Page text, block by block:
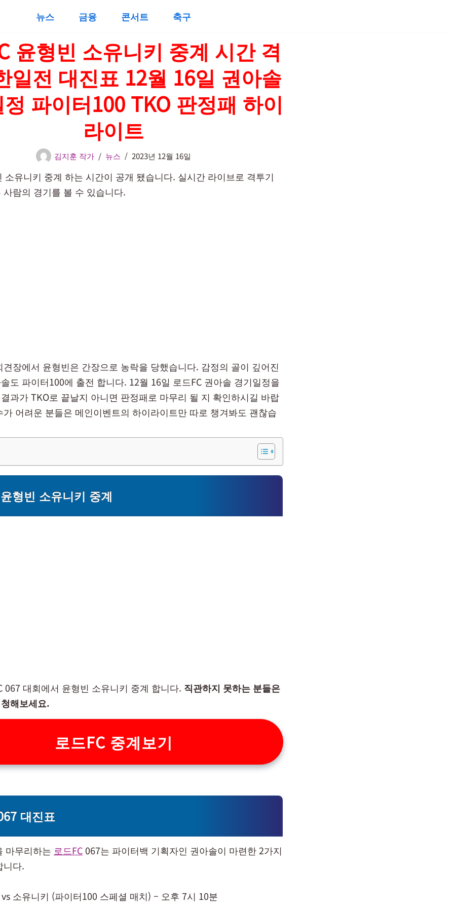
뉴스 금융 콘서트 축구
윤형빈 소유니키 중계 시간 격
일전 대진표 12월 16일 권아솔
파이터100 TKO 판정패 하이
라이트
김지훈 작가 뉴스 2023년 12월 16일
소유니키 중계 하는 시간이 공개 됐습니다. 실시간 라이브로 격투기
람의 경기를 볼 수 있습니다.
장에서 윤형빈은 간장으로 농락을 당했습니다. 감정의 골이 깊어진
도 파이터100에 출전 합니다. 12월 16일 로드FC 권아솔 경기일정을
과가 TKO로 끝날지 아니면 판정패로 마무리 될 지 확인하시길 바랍
어려운 분들은 메인이벤트의 하이라이트만 따로 챙겨봐도 괜찮습
형빈 소유니키 중계
067 대회에서 윤형빈 소유니키 중계 합니다. 직관하지 못하는 분들은
해보세요.
로드FC 중계보기
대진표
마무리하는 로드FC 067는 파이터백 기획자인 권아솔이 마련한 2가지
니다.
소유니키 (파이터100 스페셜 매치) – 오후 7시 10분